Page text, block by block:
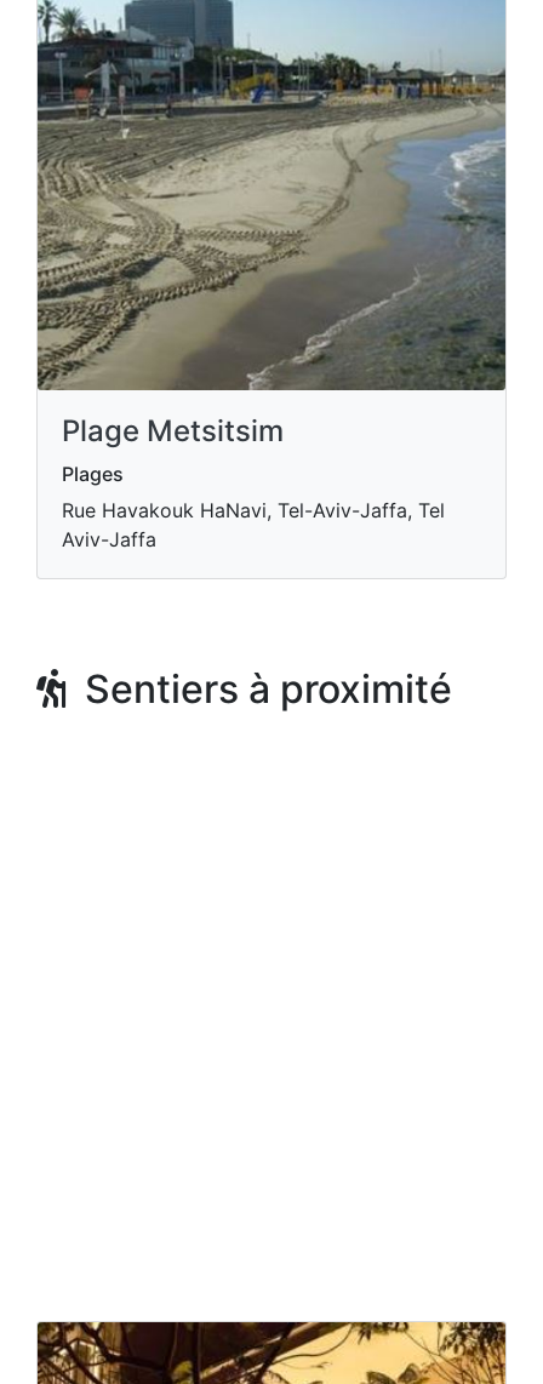
Plage Metsitsim
Plages
Rue Havakouk HaNavi, Tel-Aviv-Jaffa, Tel
Aviv-Jaffa
Sentiers à proximité